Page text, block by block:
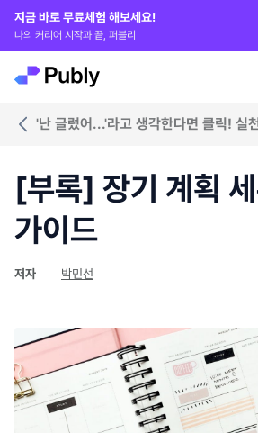
지금 바로 무료체험 해보세요!
나의 커리어 시작과 끝, 퍼블리
'난 글렀어...'라고 생각한다면 클릭! 실
[부록] 장기 계획 세
가이드
저자 박민선